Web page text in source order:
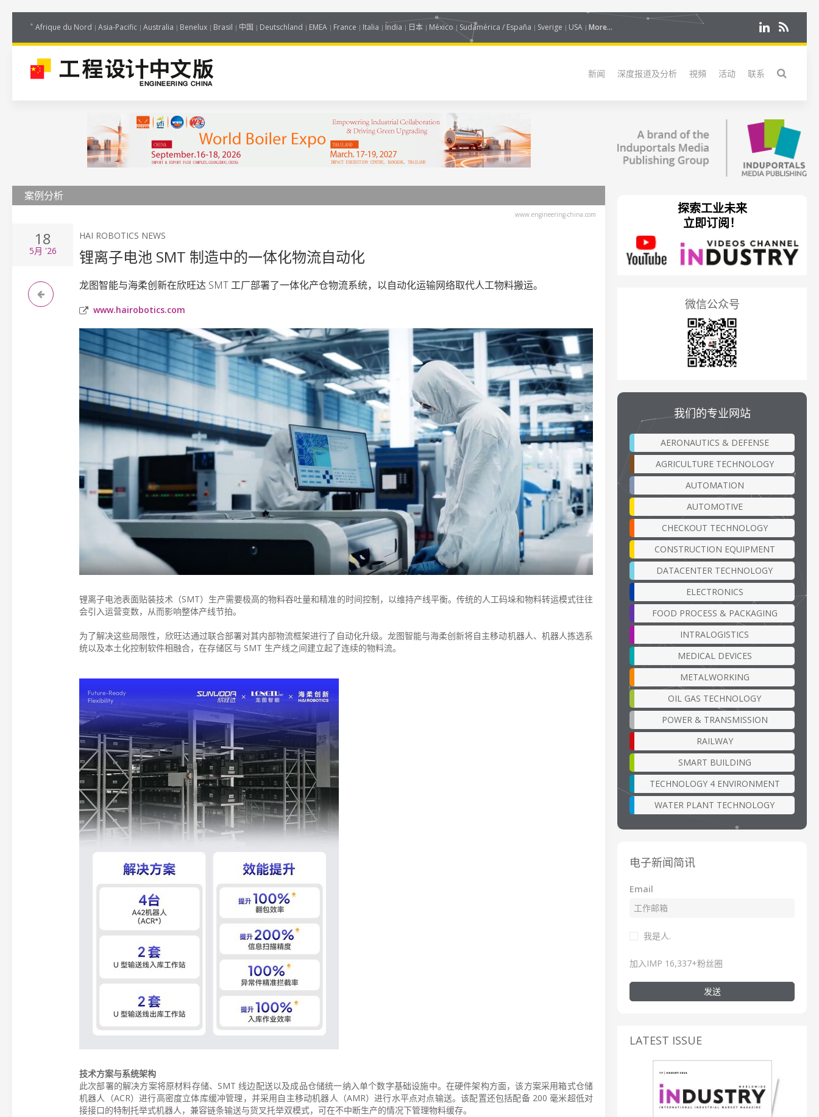
Afrique du Nord Asia-Pacific Australia Benelux Brasil 中国 Deutschland EMEA France Italia India 日本 México Sudamérica / España Sverige USA More...
新闻 深度报道及分析 視頻 活动 联系
案例分析
www.engineering-china.com
18
5月 '26
HAI ROBOTICS NEWS
锂离子电池 SMT 制造中的一体化物流自动化
龙图智能与海柔创新在欣旺达 SMT 工厂部署了一体化产仓物流系统，以自动化运输网络取代人工物料搬运。
www.hairobotics.com
锂离子电池表面贴装技术（SMT）生产需要极高的物料吞吐量和精准的时间控制，以维持产线平衡。传统的人工码垛和物料转运模式往往
会引入运营变数，从而影响整体产线节拍。
为了解决这些局限性，欣旺达通过联合部署对其内部物流框架进行了自动化升级。龙图智能与海柔创新将自主移动机器人、机器人拣选系
统以及本土化控制软件相融合，在存储区与 SMT 生产线之间建立起了连续的物料流。
技术方案与系统架构
此次部署的解决方案将原材料存储、SMT 线边配送以及成品仓储统一纳入单个数字基础设施中。在硬件架构方面，该方案采用箱式仓储
机器人（ACR）进行高密度立体库缓冲管理，并采用自主移动机器人（AMR）进行水平点对点输送。该配置还包括配备 200 毫米超低对
接接口的特制托举式机器人，兼容链条输送与货叉托举双模式，可在不中断生产的情况下管理物料缓存。
探索工业未来
立即订阅！
微信公众号
我们的专业网站
AERONAUTICS & DEFENSE
AGRICULTURE TECHNOLOGY
AUTOMATION
AUTOMOTIVE
CHECKOUT TECHNOLOGY
CONSTRUCTION EQUIPMENT
DATACENTER TECHNOLOGY
ELECTRONICS
FOOD PROCESS & PACKAGING
INTRALOGISTICS
MEDICAL DEVICES
METALWORKING
OIL GAS TECHNOLOGY
POWER & TRANSMISSION
RAILWAY
SMART BUILDING
TECHNOLOGY 4 ENVIRONMENT
WATER PLANT TECHNOLOGY
电子新闻简讯
Email
我是人.
加入IMP 16,337+粉丝圈
发送
LATEST ISSUE